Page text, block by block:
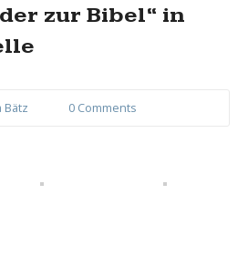
zur Bibel“ in
Bätz 0 Comments